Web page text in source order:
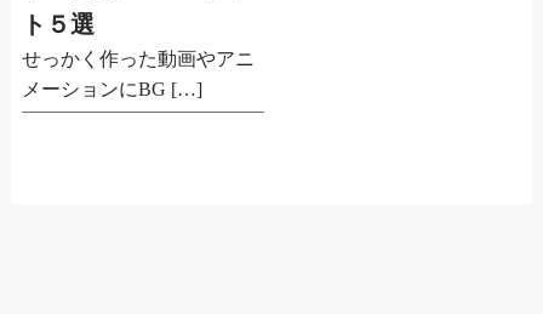
ト５選
せっかく作った動画やアニ
メーションにBG […]